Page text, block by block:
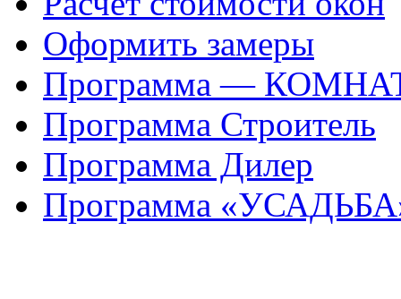
Оформить замеры
Программа —
Программа Строитель
Программа Дилер
Программа